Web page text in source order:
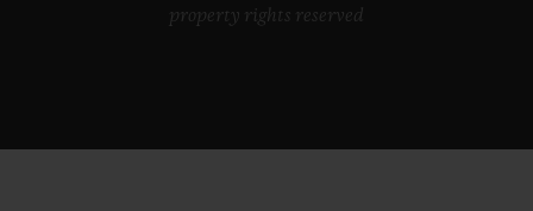
property rights reserved